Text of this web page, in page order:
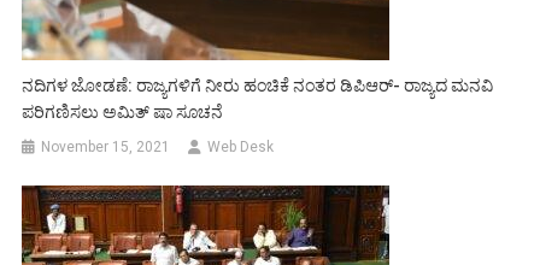
ನದಿಗಳ ಜೋಡಣೆ: ರಾಜ್ಯಗಳಿಗೆ ನೀರು ಹಂಚಿಕೆ ನಂತರ ಡಿಪಿಆರ್- ರಾಜ್ಯದ ಮನವಿ
ಪರಿಗಣಿಸಲು ಅಮಿತ್ ಷಾ ಸೂಚನೆ
November 15, 2021 Web Desk